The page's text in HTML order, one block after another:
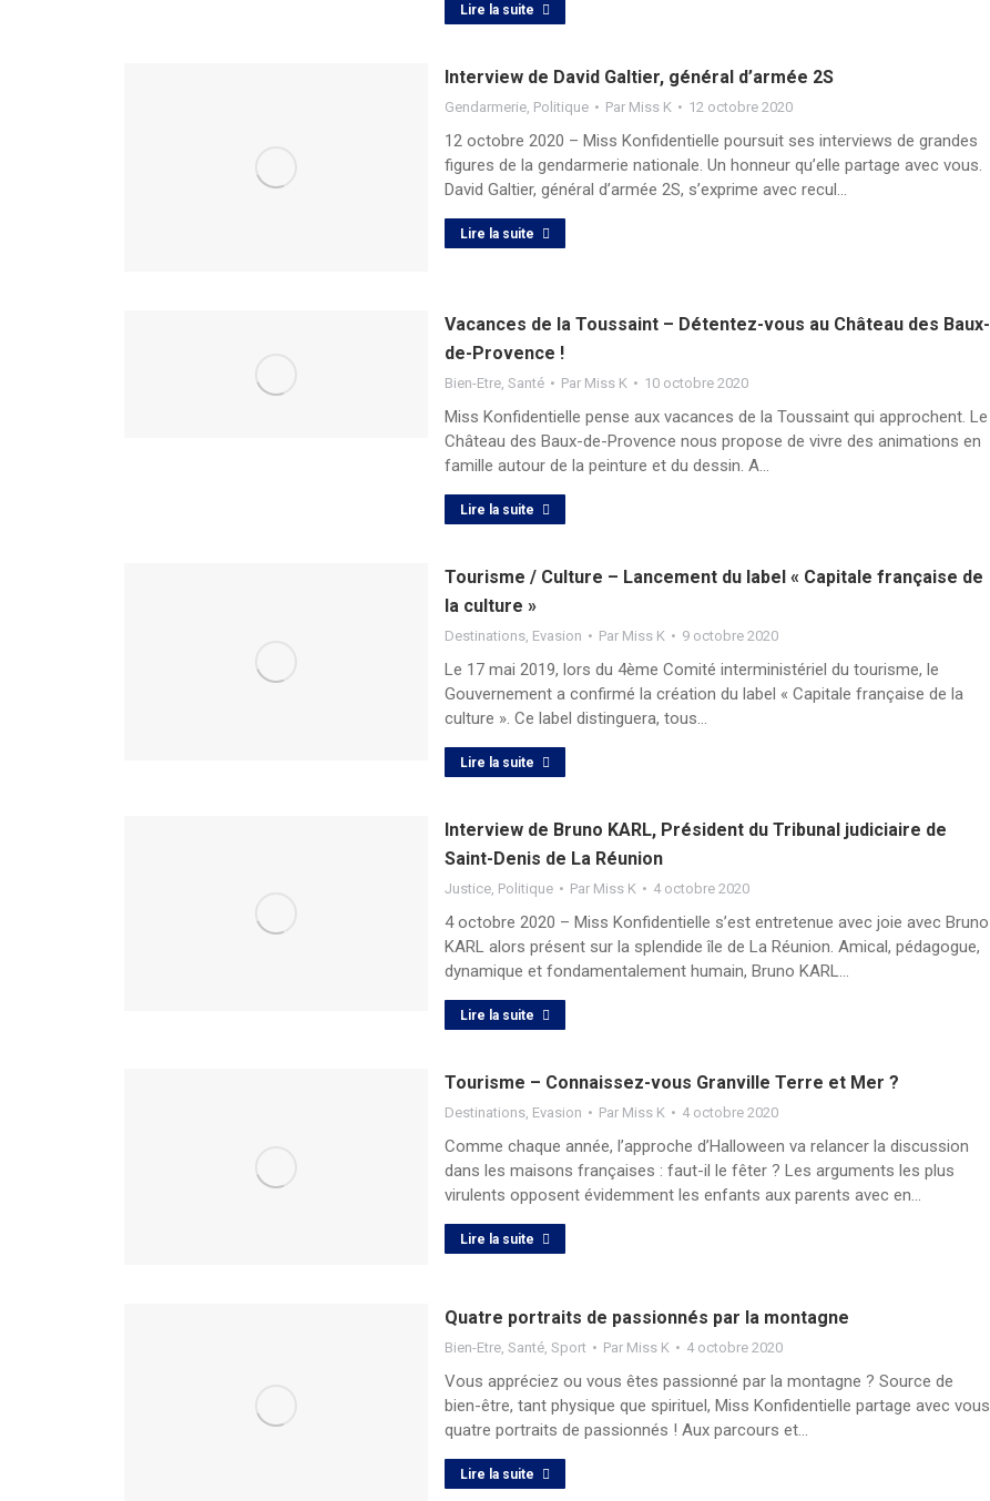
Lire la suite
Interview de David Galtier, général d’armée 2S
Gendarmerie Politique Par Miss K 12 octobre 2020
12 octobre 2020 – Miss Konfidentielle poursuit ses interviews de grandes
figures de la gendarmerie nationale. Un honneur qu’elle partage avec vous.
David Galtier, général d’armée 2S, s’exprime avec recul…
Lire la suite
Vacances de la Toussaint – Détentez-vous au Château des Baux-
de-Provence !
Bien-Etre,Santé Par Miss K 10 octobre 2020
Miss Konfidentielle pense aux vacances de la Toussaint qui approchent. Le
Château des Baux-de-Provence nous propose de vivre des animations en
famille autour de la peinture et du dessin. A…
Lire la suite
Tourisme / Culture – Lancement du label « Capitale française de
la culture »
Destinations, Evasion Par Miss K 9 octobre 2020
Le 17 mai 2019, lors du 4ème Comité interministériel du tourisme, le
Gouvernement a confirmé la création du label « Capitale française de la
culture ». Ce label distinguera, tous…
Lire la suite
Interview de Bruno KARL, Président du Tribunal judiciaire de
Saint-Denis de La Réunion
Justice, Politique Par Miss K 4 octobre 2020
4 octobre 2020 – Miss Konfidentielle s’est entretenue avec joie avec Bruno
KARL alors présent sur la splendide île de La Réunion. Amical, pédagogue,
dynamique et fondamentalement humain, Bruno KARL…
Lire la suite
Tourisme – Connaissez-vous Granville Terre et Mer ?
Destinations, Evasion Par Miss K 4 octobre 2020
Comme chaque année, l’approche d’Halloween va relancer la discussion
dans les maisons françaises : faut-il le fêter ? Les arguments les plus
virulents opposent évidemment les enfants aux parents avec en…
Lire la suite
Quatre portraits de passionnés par la montagne
Bien-Etre ,Santé ,Sport Par Miss K 4 octobre 2020
Vous appréciez ou vous êtes passionné par la montagne ? Source de
bien-être, tant physique que spirituel, Miss Konfidentielle partage avec vous
quatre portraits de passionnés ! Aux parcours et…
Lire la suite